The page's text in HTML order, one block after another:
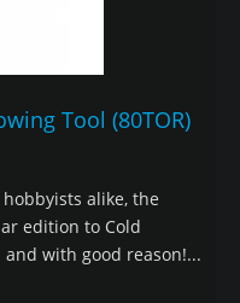
Tool (80TOR)
alike, the
edition to Cold
with good reason!...